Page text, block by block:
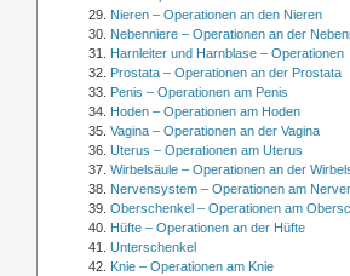
Nieren – Operationen an den Nieren
Nebenniere – Operationen an der
Harnleiter und Harnblase – Operationen
Prostata – Operationen an der Prostata
Penis – Operationen am Penis
Hoden – Operationen am Hoden
Vagina – Operationen an der Vagina
Uterus – Operationen am Uterus
Wirbelsäule – Operationen an der
Nervensystem – Operationen am
Oberschenkel – Operationen am
Hüfte – Operationen an der Hüfte
Unterschenkel
Knie – Operationen am Knie